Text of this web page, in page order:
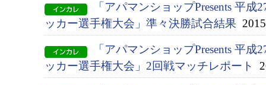
「アパマンショップPresents 平
ッカー選手権大会」準々決勝試合結果
「アパマンショップPresents 平
ッカー選手権大会」2回戦マッチレポート